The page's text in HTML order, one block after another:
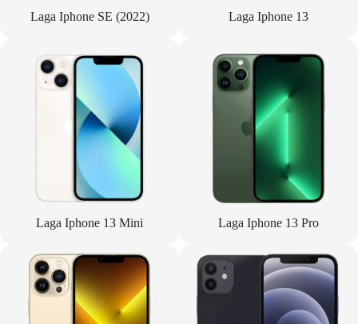
Laga Iphone SE (2022) Laga Iphone 13
Laga Iphone 13 Mini Laga Iphone 13 Pro